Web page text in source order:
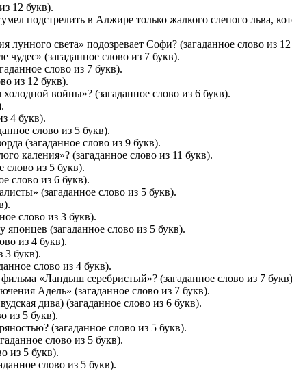
12 букв).
подстрелить в Алжире только жалкого слепого льва,
света» подозревает Софи? (загаданное слово из 12
(загаданное слово из 7 букв).
слово из 7 букв).
из 12 букв).
войны»? (загаданное слово из 6 букв).
4 букв).
слово из 5 букв).
(загаданное слово из 9 букв).
каления»? (загаданное слово из 11 букв).
слово из 5 букв).
слово из 6 букв).
(загаданное слово из 5 букв).
слово из 3 букв).
(загаданное слово из 5 букв).
из 4 букв).
3 букв).
слово из 4 букв).
«Ландыш серебристый»? (загаданное слово из 7
Адель» (загаданное слово из 7 букв).
дива) (загаданное слово из 6 букв).
из 5 букв).
(загаданное слово из 5 букв).
слово из 5 букв).
из 5 букв).
слово из 5 букв).